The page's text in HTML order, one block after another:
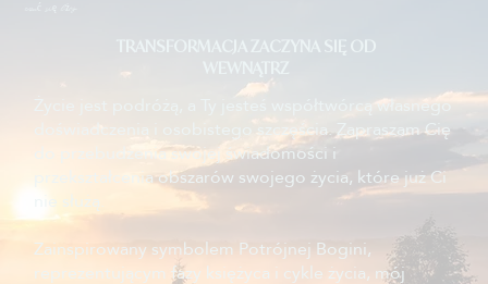
czuć się lżej
TRANSFORMACJA ZACZYNA SIĘ OD
Życie jest podróżą, a Ty jesteś współtwórcą własnego
doświadczenia i osobistego szczęścia. Zapraszam Cię
do przebudzenia swojej świadomości i
przekształcenia obszarów swojego życia, które już Ci
nie służą.
Zainspirowany symbolem Potrójnej Bogini,
reprezentującym fazy księżyca i cykle życia, mój